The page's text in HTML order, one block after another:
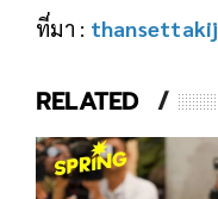
ที่มา : thansettakij
RELATED